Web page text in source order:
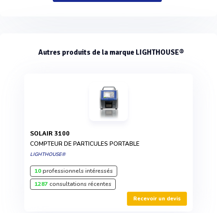
Autres produits de la marque LIGHTHOUSE®
SOLAIR 3100
COMPTEUR DE PARTICULES PORTABLE
LIGHTHOUSE®
10professionnels intéressés
1287consultations récentes
Recevoir un devis